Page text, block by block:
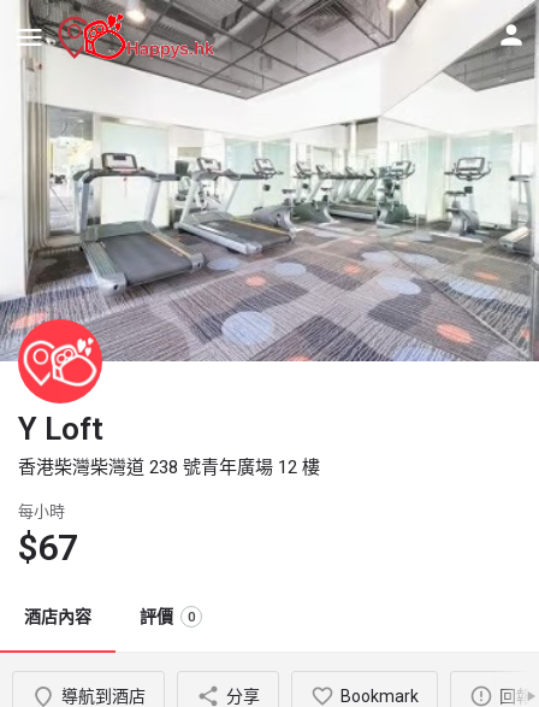
Y Loft
香港柴灣柴灣道 238 號青年廣場 12 樓
每小時
$67
酒店內容 評價 0
導航到酒店 分享 Bookmark 回報